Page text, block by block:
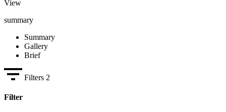
View
summary
Summary
Gallery
Brief
Filters 2
Filter